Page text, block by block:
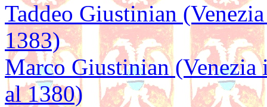
Taddeo Giustinian
1383)
Marco Giustinian
al 1380)